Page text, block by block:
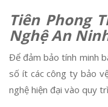
Tiên Phong
Nghệ An
Để đảm bảo tính minh
số ít các công ty bảo
nghệ hiện đại vào quy